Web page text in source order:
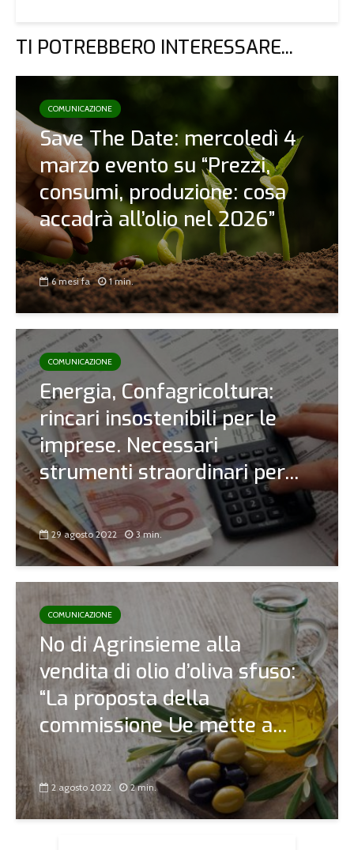
TI POTREBBERO INTERESSARE...
COMUNICAZIONE
Save The Date: mercoledì 4
marzo evento su “Prezzi,
consumi, produzione: cosa
accadrà all’olio nel 2026”
6 mesi fa 1 min.
COMUNICAZIONE
Energia, Confagricoltura:
rincari insostenibili per le
imprese. Necessari
strumenti straordinari per...
29 agosto 2022 3 min.
COMUNICAZIONE
No di Agrinsieme alla
vendita di olio d’oliva sfuso:
“La proposta della
commissione Ue mette a...
2 agosto 2022 2 min.